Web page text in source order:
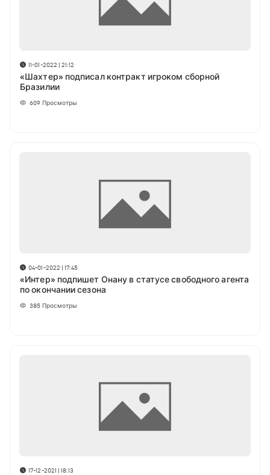
11-01-2022 | 21:12
«Шахтер» подписал контракт игроком сборной
Бразилии
609 Просмотры
04-01-2022 | 17:45
«Интер» подпишет Онану в статусе свободного агента
по окончании сезона
385 Просмотры
17-12-2021 | 18:13